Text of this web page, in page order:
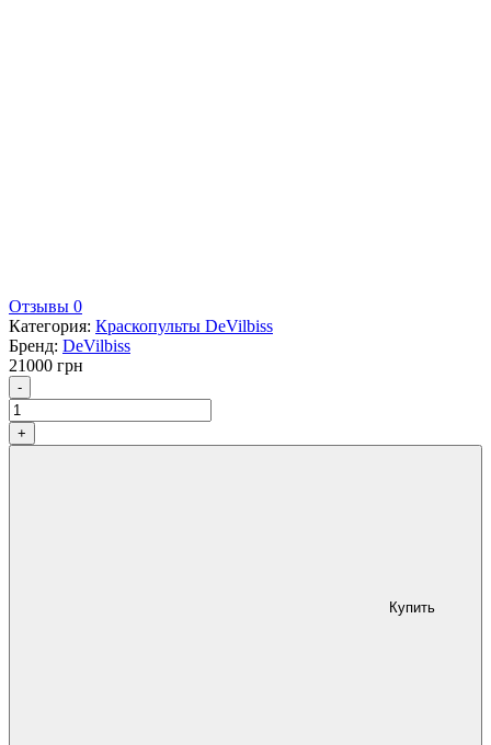
Отзывы 0
Категория: Краскопульты DeVilbiss
Бренд: DeVilbiss
21000 грн
- Количество
+
Купить